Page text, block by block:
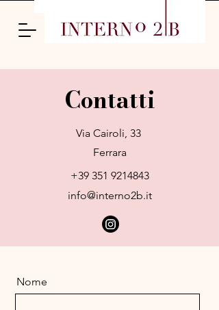
Contatti
Via Cairoli, 33
Ferrara
+39 351 9214843
info@interno2b.it
Nome